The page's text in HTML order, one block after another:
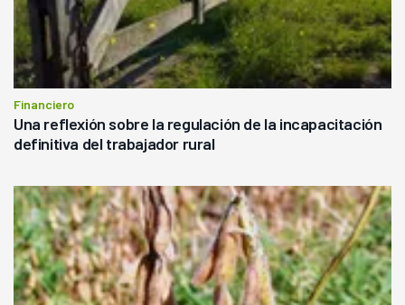
Financiero
Una reflexión sobre la regulación de la incapacitación
definitiva del trabajador rural